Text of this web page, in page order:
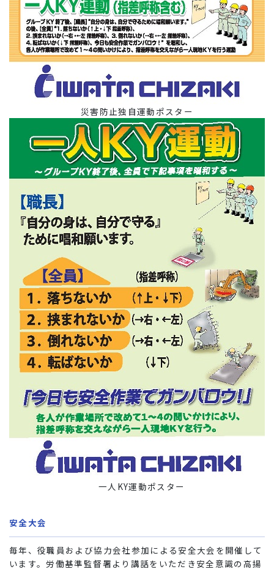
災害防止独自運動ポスター
一人KY運動ポスター
安全大会
毎年、役職員および協力会社参加による安全大会を開催して
います。労働基準監督署より講話をいただき安全意識の高揚